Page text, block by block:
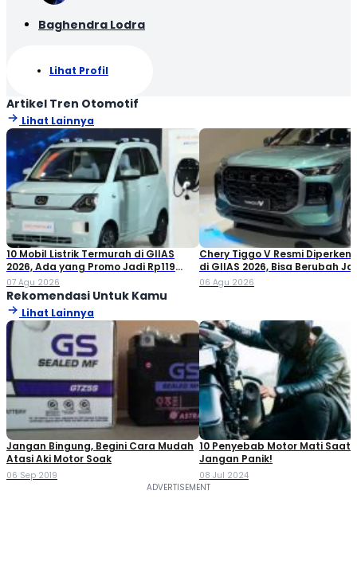
Baghendra Lodra
Lihat Profil
Artikel Tren Otomotif
Lihat Lainnya
10 Mobil Listrik Termurah di GIIAS
2026, Ada yang Promo Jadi Rp119
Jutaan!
07 Agu 2026
Chery Tiggo V Resmi
di GIIAS 2026, Bisa Berubah
Double Cabin
06 Agu 2026
Rekomendasi Untuk Kamu
Lihat Lainnya
Jangan Bingung, Begini Cara Mudah
Atasi Aki Motor Soak
06 Sep 2019
10 Penyebab Motor Mati Saat
Jangan Panik!
08 Jul 2024